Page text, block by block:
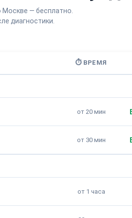
— бесплатно.
диагностики.
⏱ ВРЕМЯ
от 20 мин
от 30 мин
от 1 часа